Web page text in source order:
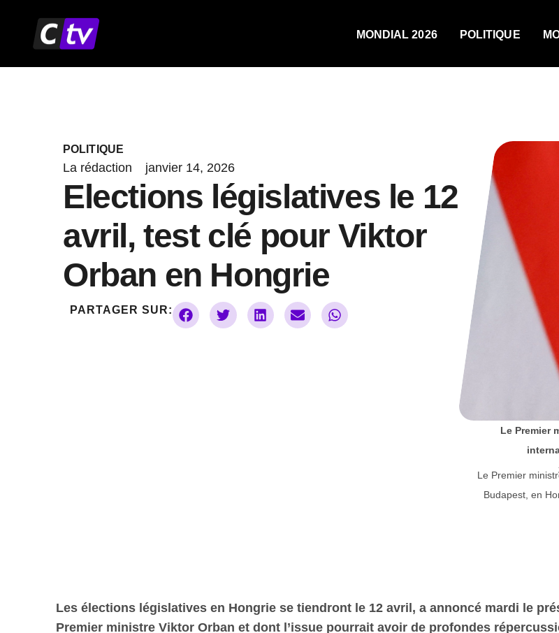
contenu
MONDIAL 2026 POLITIQUE
POLITIQUE
La rédaction janvier 14, 2026
Elections législatives le 12
avril, test clé pour Viktor
Orban en Hongrie
PARTAGER SUR:
Le Premier
Le Premier
Budapest, en
Les élections législatives en Hongrie se tiendront le 12 avril, a annoncé mardi le
Premier ministre Viktor Orban et dont l’issue pourrait avoir de profondes